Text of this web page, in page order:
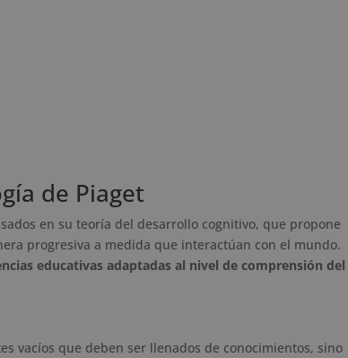
de Piaget
en su teoría del desarrollo cognitivo, que propone
progresiva a medida que interactúan con el mundo.
educativas adaptadas al nivel de comprensión del
vacíos que deben ser llenados de conocimientos, sino